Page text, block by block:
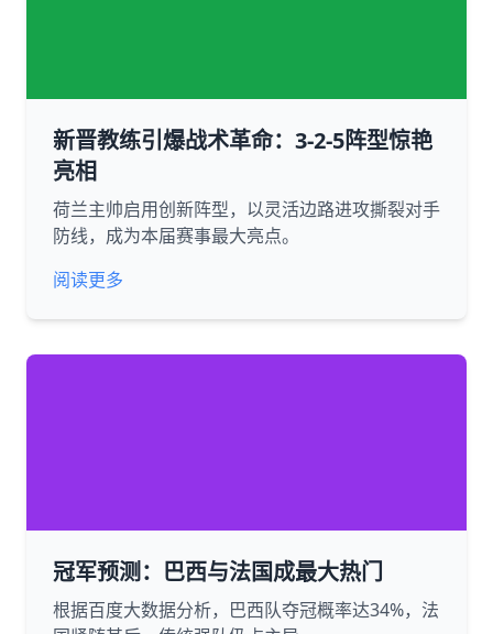
新晋教练引爆战术革命：3-2-5阵型惊艳
亮相
荷兰主帅启用创新阵型，以灵活边路进攻撕裂对手
防线，成为本届赛事最大亮点。
阅读更多
冠军预测：巴西与法国成最大热门
根据百度大数据分析，巴西队夺冠概率达34%，法